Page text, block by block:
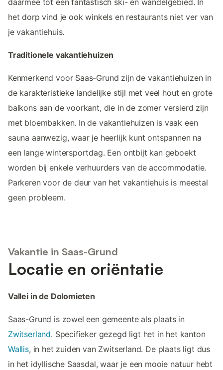
het dorp vind je ook winkels en restaurants niet ver van
je vakantiehuis.
Traditionele vakantiehuizen
Kenmerkend voor Saas-Grund zijn de vakantiehuizen in
de karakteristieke landelijke stijl met veel hout en grote
balkons aan de voorkant, die in de zomer versierd zijn
met bloembakken. In de vakantiehuizen is vaak een
sauna aanwezig, waar je heerlijk kunt ontspannen na
een lange wintersportdag. Een ontbijt kan geboekt
worden bij enkele verhuurders van de accommodatie.
Parkeren voor de deur van het vakantiehuis is meestal
geen probleem.
Vakantie in Saas-Grund
Locatie en oriëntatie
Vallei in de Dolomieten
Saas-Grund is zowel een gemeente als plaats in
Zwitserland. Specifieker gezegd ligt het in het kanton
Wallis, in het zuiden van Zwitserland. De plaats ligt dus
in het idyllische Saasdal, waar je een mooie natuur hebt